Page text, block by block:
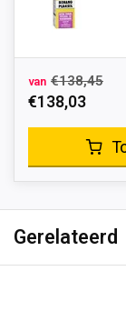
van €138,45
€138,03
Gerelateerd